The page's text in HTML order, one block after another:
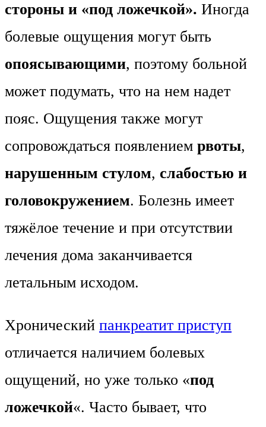
стороны и «под ложечкой». Иногда
болевые ощущения могут быть
опоясывающими, поэтому больной
может подумать, что на нем надет
пояс. Ощущения также могут
сопровождаться появлением рвоты,
нарушенным стулом, слабостью и
головокружением. Болезнь имеет
тяжёлое течение и при отсутствии
лечения дома заканчивается
летальным исходом.
Хронический панкреатит приступ
отличается наличием болевых
ощущений, но уже только «под
ложечкой«. Часто бывает, что